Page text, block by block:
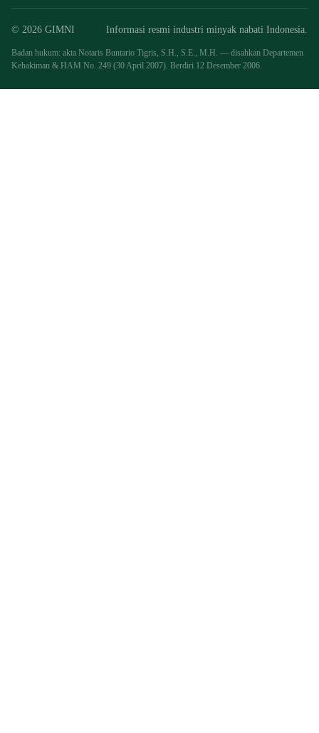
© 2026 GIMNI Informasi resmi industri minyak nabati Indonesia.
Badan hukum: akta Notaris Buntario Tigris, S.H., S.E., M.H. — disahkan Departemen
Kehakiman & HAM No. 249 (30 April 2007). Berdiri 12 Desember 2006.